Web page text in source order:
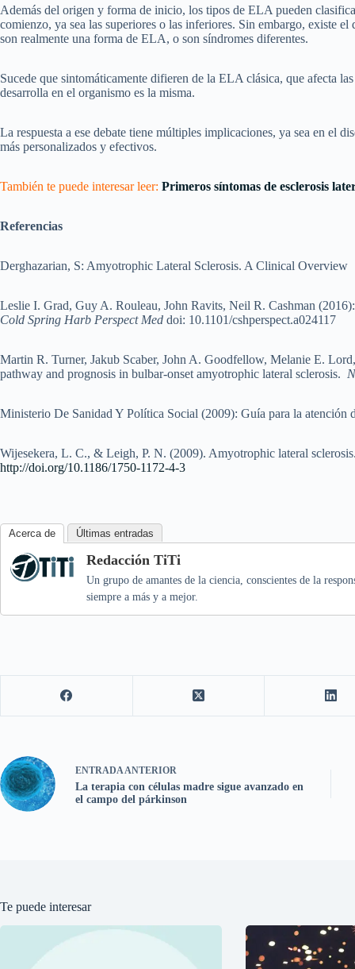
Además del origen y forma de inicio, los tipos de ELA pueden
comienzo, ya sea las superiores o las inferiores. Sin embargo, existe
son realmente una forma de ELA, o son síndromes diferentes.
Sucede que sintomáticamente difieren de la ELA clásica, que afecta
desarrolla en el organismo es la misma.
La respuesta a ese debate tiene múltiples implicaciones, ya sea en el
más personalizados y efectivos.
También te puede interesar leer: Primeros síntomas de esclerosis
Referencias
Derghazarian, S: Amyotrophic Lateral Sclerosis. A Clinical Overview
Leslie I. Grad, Guy A. Rouleau, John Ravits, Neil R. Cashman
Cold Spring Harb Perspect Med doi: 10.1101/cshperspect.a024117
Martin R. Turner, Jakub Scaber, John A. Goodfellow, Melanie E.
pathway and prognosis in bulbar-onset amyotrophic lateral sclerosis.
Ministerio De Sanidad Y Política Social (2009): Guía para la atención
Wijesekera, L. C., & Leigh, P. N. (2009). Amyotrophic lateral
http://doi.org/10.1186/1750-1172-4-3
Acerca de Últimas entradas
Redacción TiTi
Un grupo de amantes de la ciencia, conscientes de la
siempre a más y a mejor.
ENTRADA ANTERIOR
La terapia con células madre sigue avanzado en
el campo del párkinson
Te puede interesar